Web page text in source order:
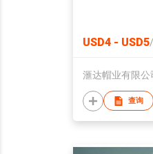
USD4 - USD5/
滙达帽业有限公
查询